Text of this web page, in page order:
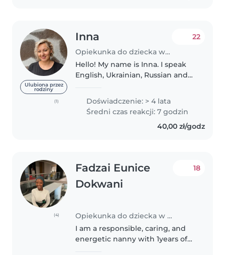
Ulubiona przez
rodziny
(1)
Inna
Opiekunka do dziecka w Wrocław
22
Hello! My name is Inna. I speak
English, Ukrainian, Russian and
kids! I have experience with
babies, toddlers, children and
teenagers. I have a son..
Doświadczenie: > 4 lata
Średni czas reakcji: 7 godzin
40,00 zł/godz
(4)
Fadzai Eunice
Dokwani
Opiekunka do dziecka w Warszawa
18
I am a responsible, caring, and
energetic nanny with 1years of